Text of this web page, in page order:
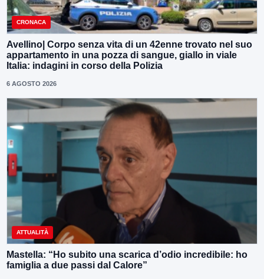
CRONACA
Avellino| Corpo senza vita di un 42enne trovato nel suo
appartamento in una pozza di sangue, giallo in viale
Italia: indagini in corso della Polizia
6 AGOSTO 2026
ATTUALITÀ
Mastella: “Ho subito una scarica d’odio incredibile: ho
famiglia a due passi dal Calore”